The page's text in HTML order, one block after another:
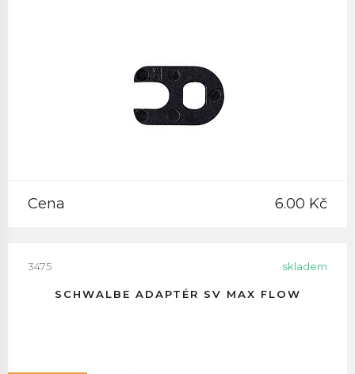
Cena 6.00 Kč
3475 skladem
SCHWALBE ADAPTÉR SV MAX FLOW